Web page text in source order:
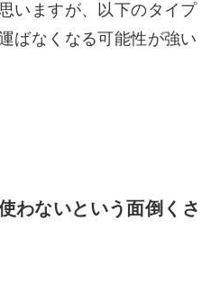
いますが、以下のタイプ
ばなくなる可能性が強い
わないという面倒くさ